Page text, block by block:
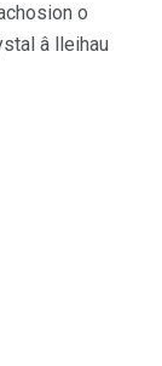
o
â lleihau